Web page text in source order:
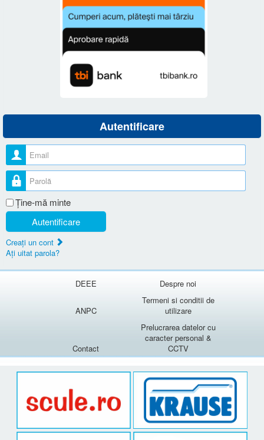
Autentificare
Nume utilizator
Parolă
Ţine-mă minte
Autentificare
Creaţi un cont
Aţi uitat parola?
DEEE Despre noi
ANPC
Termeni si conditii de
utilizare
Contact
Prelucrarea datelor cu
caracter personal &
CCTV